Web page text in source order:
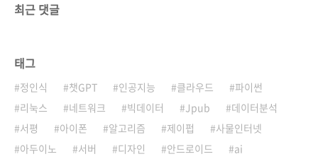
최근 댓글
태그
정인식 챗GPT 인공지능 클라우드
파이썬
리눅스
네트워크 빅데이터 Jpub
데이터분석
서평
아이폰 알고리즘 제이펍
사물인터넷
아두이노
서버 디자인 안드로이드 ai